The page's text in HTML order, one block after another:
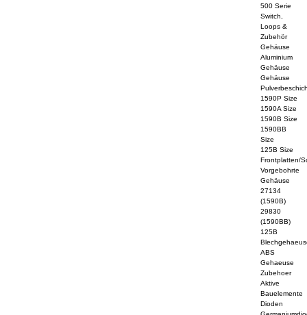
500 Serie
Switch,
Loops &
Zubehör
Gehäuse
Aluminium
Gehäuse
Gehäuse
1590P Size
1590A Size
1590B Size
1590BB
Size
125B Size
Frontplatten/
Vorgebohrte
Gehäuse
27134
(1590B)
29830
(1590BB)
125B
ABS
Gehaeuse
Zubehoer
Aktive
Bauelemente
Dioden